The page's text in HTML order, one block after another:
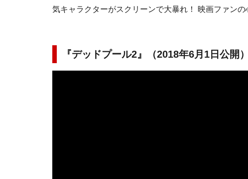
気キャラクターがスクリーンで大暴れ！ 映画ファンの
『デッドプール2』（2018年6月1日公開）